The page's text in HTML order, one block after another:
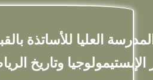
العليا للأساتذة
وتاريخ